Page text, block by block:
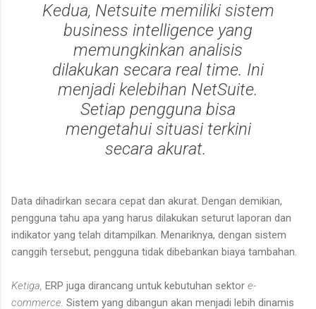
Kedua, Netsuite memiliki sistem
business intelligence yang
memungkinkan analisis
dilakukan secara real time. Ini
menjadi kelebihan NetSuite.
Setiap pengguna bisa
mengetahui situasi terkini
secara akurat.
Data dihadirkan secara cepat dan akurat. Dengan demikian,
pengguna tahu apa yang harus dilakukan seturut laporan dan
indikator yang telah ditampilkan. Menariknya, dengan sistem
canggih tersebut, pengguna tidak dibebankan biaya tambahan.
Ketiga, ERP juga dirancang untuk kebutuhan sektor e-
commerce. Sistem yang dibangun akan menjadi lebih dinamis